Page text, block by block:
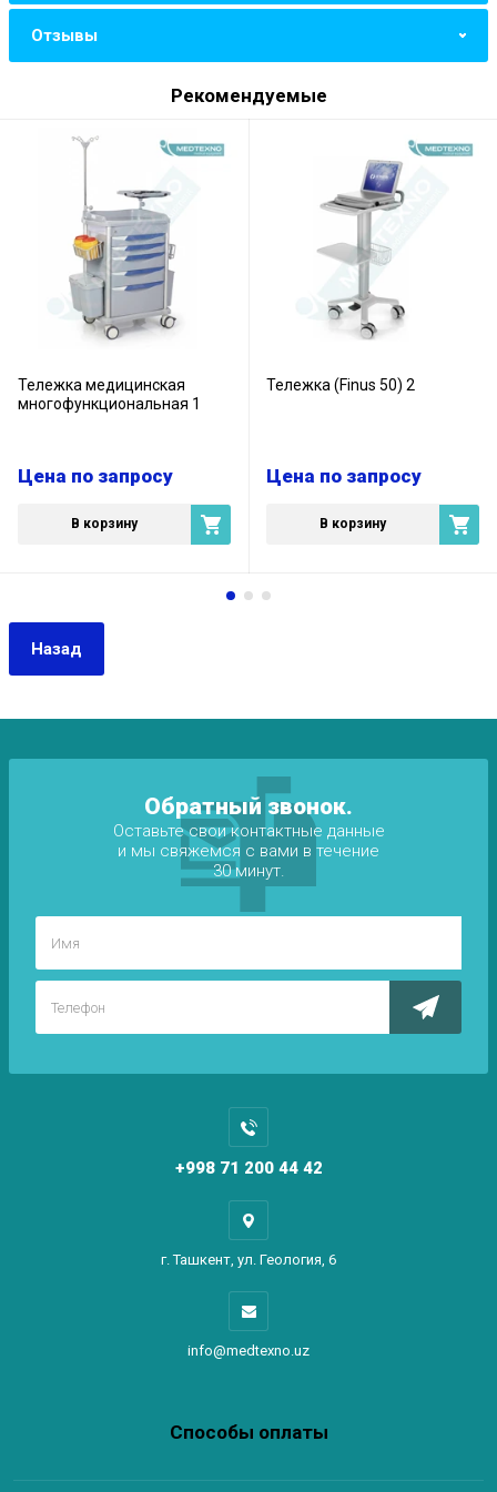
Отзывы
Рекомендуемые
Тележка медицинская
многофункциональная 1
Цена по запросу
В корзину
Тележка (Finus 50) 2
Цена по запросу
В корзину
Назад
Обратный звонок.
Оставьте свои контактные данные
и мы свяжемся с вами в течение
30 минут.
+998 71 200 44 42
г. Ташкент, ул. Геология, 6
info@medtexno.uz
Способы оплаты